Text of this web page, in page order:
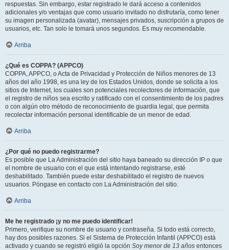
respuestas. Sin embargo, estar registrado le dará acceso a contenidos
adicionales y/o ventajas que como usuario invitado no disfrutaría, como tener
su imagen personalizada (avatar), mensajes privados, suscripción a grupos de
usuarios, etc. Tan solo le tomará unos segundos. Es muy recomendable.
Arriba
¿Qué es COPPA? (APPCO)
COPPA, APPCO, o Acta de Privacidad y Protección de Niños menores de 13
años del año 1998, es una ley de los Estados Unidos, donde se solicita a los
sitios de Internet, los cuales son potenciales recolectores de información, que
el registro de niños sea escrito y ratificado con el consentimiento de los padres
o con algún otro método de reconocimiento de guardia legal, que permita
recolectar información personal identificable de un menor de edad.
Arriba
¿Por qué no puedo registrarme?
Es posible que La Administración del sitio haya baneado su dirección IP o que
el nombre de usuario con el que está intentando registrarse, esté
deshabilitado. También puede estar deshabilitado el registro de nuevos
usuarios. Póngase en contacto con La Administración del sitio.
Arriba
Me he registrado ¡y no me puedo identificar!
Primero, verifique su nombre de usuario y contraseña. Si todo está correcto,
hay dos posibles razones. Si el Sistema de Protección Infantil (APPCO) está
activado y cuando se registró eligió la opción Soy menor de 13 años entonces